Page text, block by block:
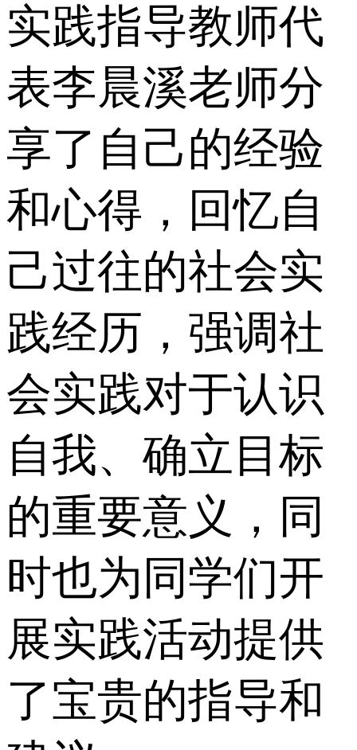
实践指导教师代
表李晨溪老师分
享了自己的经验
和心得，回忆自
己过往的社会实
践经历，强调社
会实践对于认识
自我、确立目标
的重要意义，同
时也为同学们开
展实践活动提供
了宝贵的指导和